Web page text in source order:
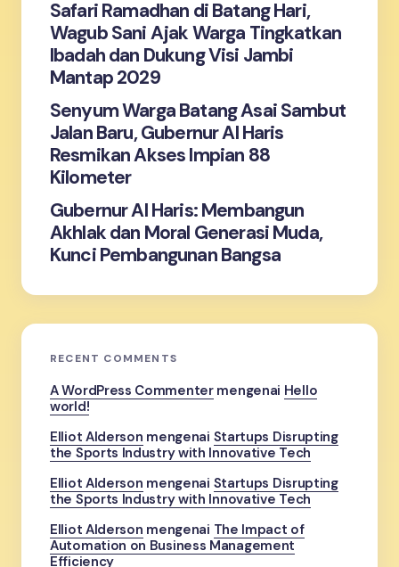
Submit Comment
Safari Ramadhan di Batang Hari,
Wagub Sani Ajak Warga Tingkatkan
Ibadah dan Dukung Visi Jambi
Mantap 2029
Senyum Warga Batang Asai Sambut
Jalan Baru, Gubernur Al Haris
Resmikan Akses Impian 88
Kilometer
Gubernur Al Haris: Membangun
Akhlak dan Moral Generasi Muda,
Kunci Pembangunan Bangsa
RECENT COMMENTS
A WordPress Commentermengenai Hello
world!
Elliot Alderson mengenai Startups Disrupting
the Sports Industry with Innovative Tech
Elliot Alderson mengenai Startups Disrupting
the Sports Industry with Innovative Tech
Elliot Alderson mengenai The Impact of
Automation on Business Management
Efficiency